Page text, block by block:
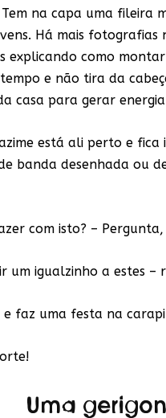
na capa uma fileira
Há mais fotografias
explicando como
e não tira da
casa para gerar
está ali perto e fica
banda desenhada ou
com isto? –
um igualzinho a estes
faz uma festa na
Uma